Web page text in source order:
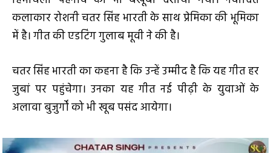
कलाकार रोशनी चतर सिंह भारती के साथ प्रेमिका की भूमिका
में है। गीत की एडटिंग गुलाब मूवी ने की है।
चतर सिंह भारती का कहना है कि उन्हें उम्मीद है कि यह गीत हर
जुबां पर पहुंचेगा। उनका यह गीत नई पीढ़ी के युवाओं के
अलावा बुजुर्गों को भी खूब पसंद आयेगा।